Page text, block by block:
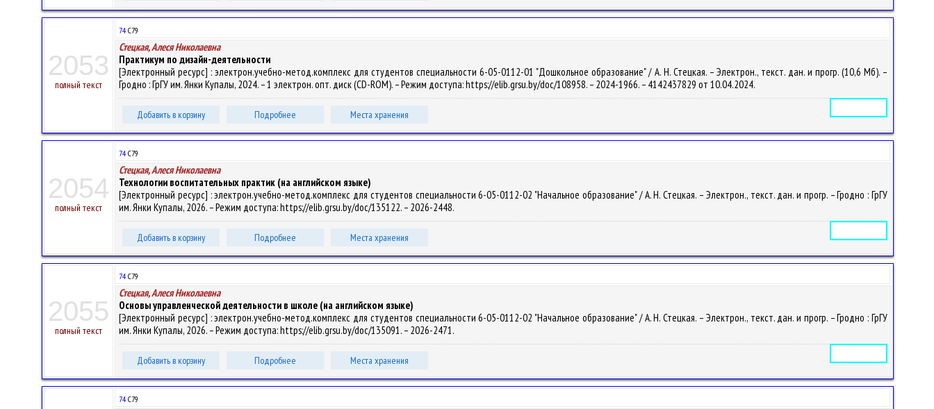
2053
полный текст
74 С79
Стецкая, Алеся Николаевна
Практикум по дизайн-деятельности
[Электронный ресурс] : электрон.учебно-метод.комплекс для студентов специальности 6-05-0112-01 "Дошкольное образование" / А. Н. Стецкая. – Электрон., текст. дан. и прогр. (10,6 Мб). –
Гродно : ГрГУ им. Янки Купалы, 2024. – 1 электрон. опт. диск (CD-ROM). – Режим доступа: https://elib.grsu.by/doc/108958. – 2024-1966. – 4142437829 от 10.04.2024.
Добавить в корзину Подробнее Места хранения
2054
полный текст
74 С79
Стецкая, Алеся Николаевна
Технологии воспитательных практик (на английском языке)
[Электронный ресурс] : электрон.учебно-метод.комплекс для студентов специальности 6-05-0112-02 "Начальное образование" / А. Н. Стецкая. – Электрон., текст. дан. и прогр. – Гродно : ГрГУ
им. Янки Купалы, 2026. – Режим доступа: https://elib.grsu.by/doc/135122. – 2026-2448.
Добавить в корзину Подробнее Места хранения
2055
полный текст
74 С79
Стецкая, Алеся Николаевна
Основы управленческой деятельности в школе (на английском языке)
[Электронный ресурс] : электрон.учебно-метод.комплекс для студентов специальности 6-05-0112-02 "Начальное образование" / А. Н. Стецкая. – Электрон., текст. дан. и прогр. – Гродно : ГрГУ
им. Янки Купалы, 2026. – Режим доступа: https://elib.grsu.by/doc/135091. – 2026-2471.
Добавить в корзину Подробнее Места хранения
74 С79